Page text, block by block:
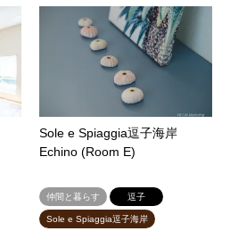
Sole e Spiaggia逗子海岸
Echino (Room E)
仲間と暮らす 逗子
Sole e Spiaggia逗子海岸